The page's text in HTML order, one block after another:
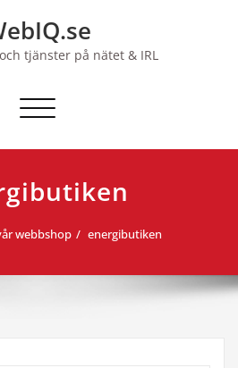
tjänster på nätet & IRL
Slå på/av navigering
webbshop energibutiken